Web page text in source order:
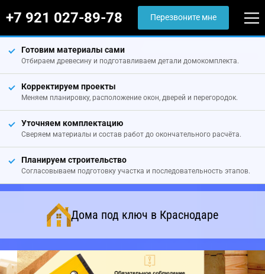
+7 921 027-89-78 Перезвоните мне
Готовим материалы сами
Отбираем древесину и подготавливаем детали домокомплекта.
Корректируем проекты
Меняем планировку, расположение окон, дверей и перегородок.
Уточняем комплектацию
Сверяем материалы и состав работ до окончательного расчёта.
Планируем строительство
Согласовываем подготовку участка и последовательность этапов.
Дома под ключ в Краснодаре